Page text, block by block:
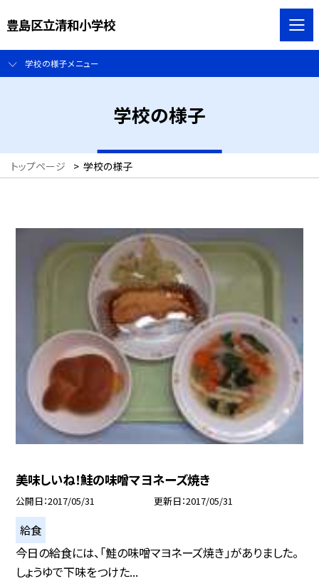
豊島区立清和小学校
学校の様子メニュー
学校の様子
トップページ > 学校の様子
美味しいね！鮭の味噌マヨネーズ焼き
公開日 2017/05/31 更新日 2017/05/31
給食
今日の給食には、「鮭の味噌マヨネーズ焼き」がありました。
しょうゆで下味をつけた...